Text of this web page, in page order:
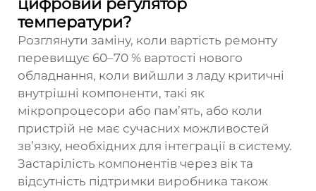
цифровий регулятор
температури?
Розглянути заміну, коли вартість ремонту
перевищує 60–70 % вартості нового
обладнання, коли вийшли з ладу критичні
внутрішні компоненти, такі як
мікропроцесори або пам’ять, або коли
пристрій не має сучасних можливостей
зв’язку, необхідних для інтеграції в систему.
Застарілість компонентів через вік та
відсутність підтримки виробника також